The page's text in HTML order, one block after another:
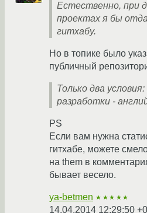
Естественно, при
проектах я бы
гитхабу.
Но в топике было
публичный
Только два
разработки -
PS
Если вам нужна
гитхабе, можете
на them в
бывает весело.
ya-betmen ★★★★★
14.04.2014 12:29:50